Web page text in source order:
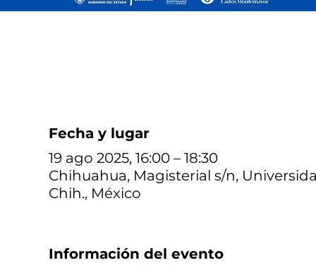
Fecha y lugar
19 ago 2025, 16:00 – 18:30
Chihuahua, Magisterial s/n,
Chih., México
Información del evento